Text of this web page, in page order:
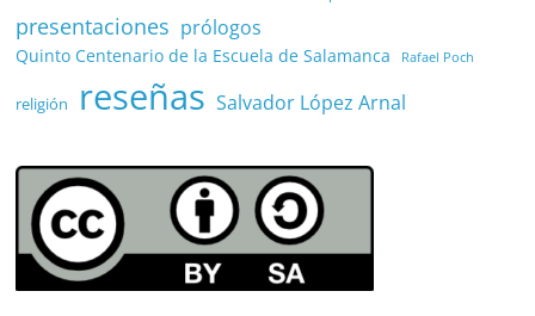
presentaciones prólogos
Quinto Centenario de la Escuela de Salamanca Rafael Poch
religión reseñas Salvador López Arnal